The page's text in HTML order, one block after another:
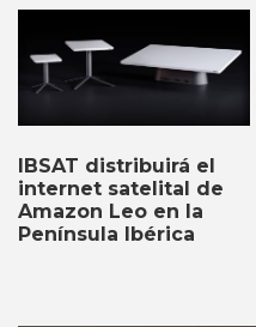
IBSAT distribuirá el
internet satelital de
Amazon Leo en la
Península Ibérica